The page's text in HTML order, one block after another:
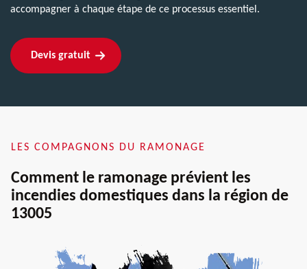
accompagner à chaque étape de ce processus essentiel.
Devis gratuit
LES COMPAGNONS DU RAMONAGE
Comment le ramonage prévient les
incendies domestiques dans la région de
13005